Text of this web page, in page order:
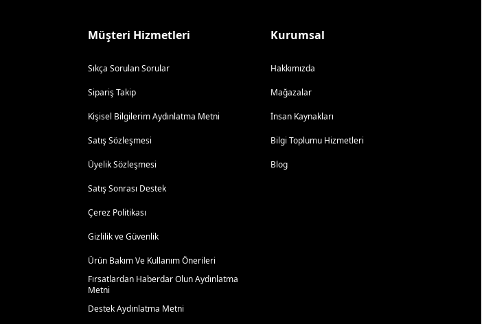
Müşteri Hizmetleri
Sıkça Sorulan Sorular
Sipariş Takip
Kişisel Bilgilerim Aydınlatma Metni
Satış Sözleşmesi
Üyelik Sözleşmesi
Satış Sonrası Destek
Çerez Politikası
Gizlilik ve Güvenlik
Ürün Bakım Ve Kullanım Önerileri
Fırsatlardan Haberdar Olun Aydınlatma
Metni
Destek Aydınlatma Metni
Kurumsal
Hakkımızda
Mağazalar
İnsan Kaynakları
Bilgi Toplumu Hizmetleri
Blog